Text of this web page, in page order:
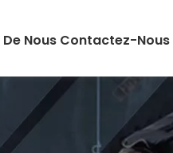
Nous Contactez-Nous